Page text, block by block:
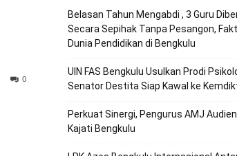
0
Belasan Tahun Mengabdi , 3 Guru
Secara Sepihak Tanpa Pesangon,
Dunia Pendidikan di Bengkulu
UIN FAS Bengkulu Usulkan Prodi
Senator Destita Siap Kawal ke
Perkuat Sinergi, Pengurus AMJ
Kajati Bengkulu